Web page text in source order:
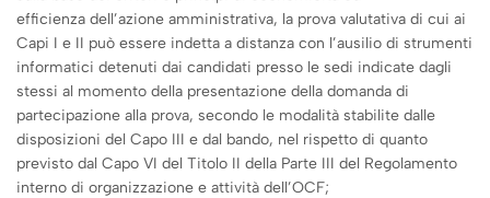
efficienza dell’azione amministrativa, la prova valutativa di cui ai
Capi I e II può essere indetta a distanza con l’ausilio di strumenti
informatici detenuti dai candidati presso le sedi indicate dagli
stessi al momento della presentazione della domanda di
partecipazione alla prova, secondo le modalità stabilite dalle
disposizioni del Capo III e dal bando, nel rispetto di quanto
previsto dal Capo VI del Titolo II della Parte III del Regolamento
interno di organizzazione e attività dell’OCF;